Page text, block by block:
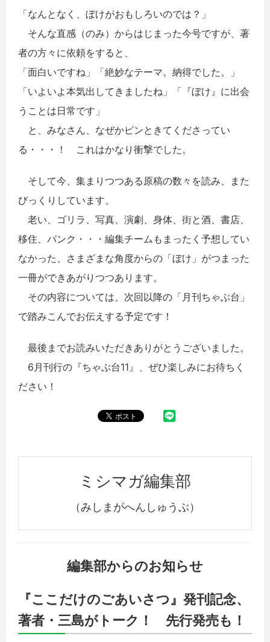
「なんとなく、ぼけがおもしろいのでは？」
そんな直感（のみ）からはじまった今号ですが、著
者の方々に依頼をすると、
「面白いですね」「絶妙なテーマ。納得でした。」
「いよいよ本気出してきましたね」「『ぼけ』に出会
うことは日常です」
と、みなさん、なぜかピンときてくださってい
る・・・！ これはかなり衝撃でした。
そして今、集まりつつある原稿の数々を読み、また
びっくりしています。
老い、ゴリラ、写真、演劇、身体、街と酒、書店、
移住、パンク・・・編集チームもまったく予想してい
なかった、さまざまな角度からの「ぼけ」がつまった
一冊ができあがりつつあります。
その内容については、次回以降の「月刊ちゃぶ台」
で踏みこんでお伝えする予定です！
最後までお読みいただきありがとうございました。
6月刊行の『ちゃぶ台11』、ぜひ楽しみにお待ちく
ださい！
ミシマガ編集部
（みしまがへんしゅうぶ）
編集部からのお知らせ
『ここだけのごあいさつ』発刊記念、
著者・三島がトーク！ 先行発売も！